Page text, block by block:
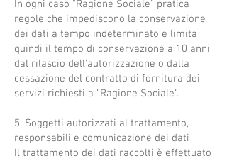
In ogni caso "Ragione Sociale" pratica
regole che impediscono la conservazione
dei dati a tempo indeterminato e limita
quindi il tempo di conservazione a 10 anni
dal rilascio dell'autorizzazione o dalla
cessazione del contratto di fornitura dei
servizi richiesti a "Ragione Sociale".
5. Soggetti autorizzati al trattamento,
responsabili e comunicazione dei dati
Il trattamento dei dati raccolti è effettuato